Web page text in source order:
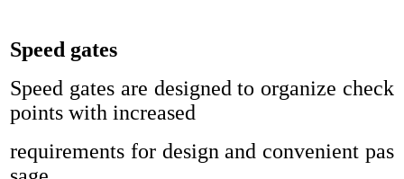
Speed gates
Speed gates are designed to organize check
points with increased
requirements for design and convenient pas